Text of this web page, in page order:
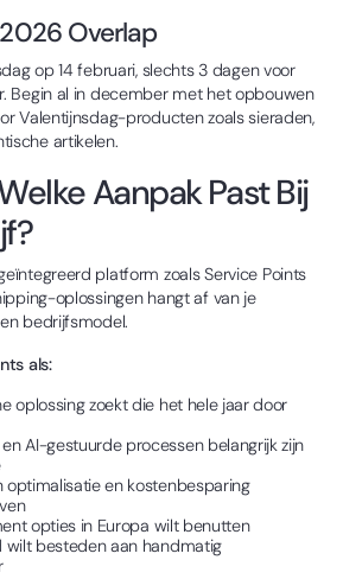
Overlap
op 14 februari, slechts 3 dagen voor
Begin al in december met het opbouwen
Valentijnsdag-producten zoals sieraden,
artikelen.
Aanpak Past Bij
platform zoals Service Points
oplossingen hangt af van je
bedrijfsmodel.
als:
oplossing zoekt die het hele jaar door
AI-gestuurde processen belangrijk zijn
optimalisatie en kostenbesparing
opties in Europa wilt benutten
wilt besteden aan handmatig